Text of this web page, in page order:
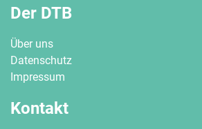
Der DTB
Über uns
Datenschutz
Impressum
Kontakt